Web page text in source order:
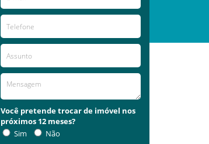
Você pretende trocar de imóvel nos
próximos 12 meses?
Sim
Não